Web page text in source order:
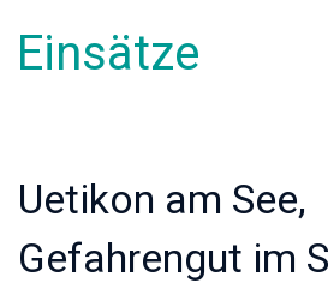
Einsätze
Uetikon am See,
Gefahrengut im